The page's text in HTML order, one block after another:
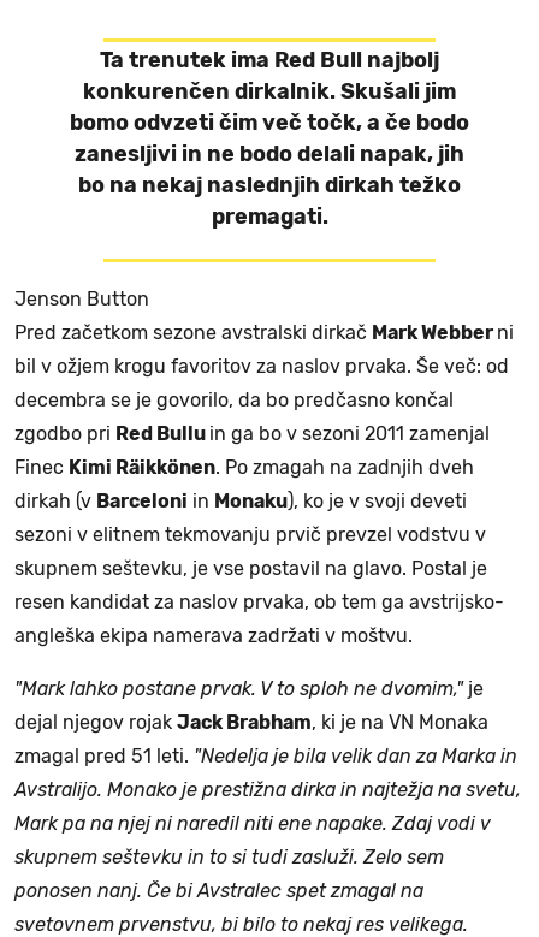
Ta trenutek ima Red Bull najbolj
konkurenčen dirkalnik. Skušali jim
bomo odvzeti čim več točk, a če bodo
zanesljivi in ne bodo delali napak, jih
bo na nekaj naslednjih dirkah težko
premagati.
Jenson Button
Pred začetkom sezone avstralski dirkač Mark Webber ni
bil v ožjem krogu favoritov za naslov prvaka. Še več: od
decembra se je govorilo, da bo predčasno končal
zgodbo pri Red Bullu in ga bo v sezoni 2011 zamenjal
Finec Kimi Räikkönen. Po zmagah na zadnjih dveh
dirkah (v Barceloni in Monaku), ko je v svoji deveti
sezoni v elitnem tekmovanju prvič prevzel vodstvu v
skupnem seštevku, je vse postavil na glavo. Postal je
resen kandidat za naslov prvaka, ob tem ga avstrijsko-
angleška ekipa namerava zadržati v moštvu.
"Mark lahko postane prvak. V to sploh ne dvomim,"je
dejal njegov rojak Jack Brabham, ki je na VN Monaka
zmagal pred 51 leti. "Nedelja je bila velik dan za Marka in
Avstralijo. Monako je prestižna dirka in najtežja na svetu,
Mark pa na njej ni naredil niti ene napake. Zdaj vodi v
skupnem seštevku in to si tudi zasluži. Zelo sem
ponosen nanj. Če bi Avstralec spet zmagal na
svetovnem prvenstvu, bi bilo to nekaj res velikega.